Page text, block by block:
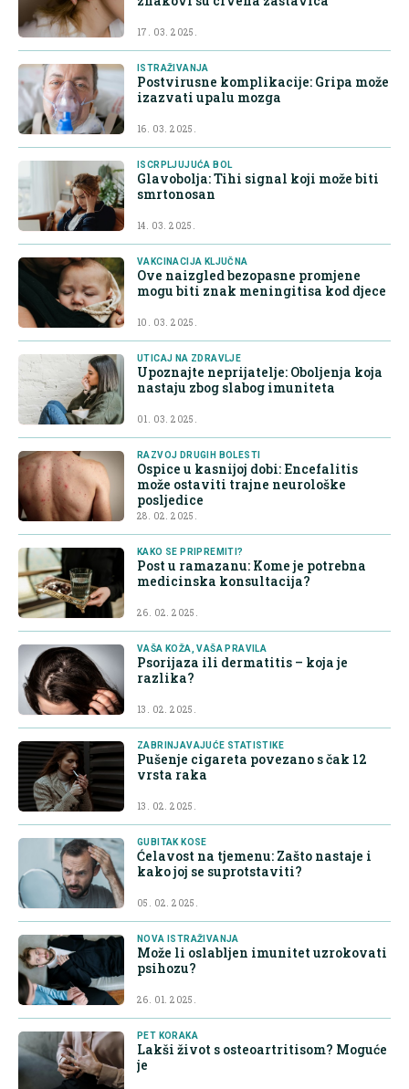
17. 03. 2025.
ISTRAŽIVANJA
Postvirusne komplikacije: Gripa može
izazvati upalu mozga
16. 03. 2025.
ISCRPLJUJUĆA BOL
Glavobolja: Tihi signal koji može biti
smrtonosan
14. 03. 2025.
VAKCINACIJA KLJUČNA
Ove naizgled bezopasne promjene
mogu biti znak meningitisa kod djece
10. 03. 2025.
UTICAJ NA ZDRAVLJE
Upoznajte neprijatelje: Oboljenja koja
nastaju zbog slabog imuniteta
01. 03. 2025.
RAZVOJ DRUGIH BOLESTI
Ospice u kasnijoj dobi: Encefalitis
može ostaviti trajne neurološke
posljedice
28. 02. 2025.
KAKO SE PRIPREMITI?
Post u ramazanu: Kome je potrebna
medicinska konsultacija?
26. 02. 2025.
VAŠA KOŽA, VAŠA PRAVILA
Psorijaza ili dermatitis – koja je
razlika?
13. 02. 2025.
ZABRINJAVAJUĆE STATISTIKE
Pušenje cigareta povezano s čak 12
vrsta raka
13. 02. 2025.
GUBITAK KOSE
Ćelavost na tjemenu: Zašto nastaje i
kako joj se suprotstaviti?
05. 02. 2025.
NOVA ISTRAŽIVANJA
Može li oslabljen imunitet uzrokovati
psihozu?
26. 01. 2025.
PET KORAKA
Lakši život s osteoartritisom? Moguće
je